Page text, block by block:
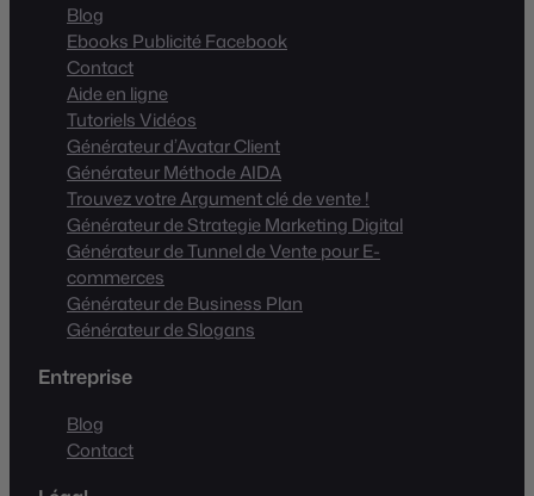
Blog
Ebooks Publicité Facebook
Contact
Aide en ligne
Tutoriels Vidéos
Générateur d’Avatar Client
Générateur Méthode AIDA
Trouvez votre Argument clé de vente !
Générateur de Strategie Marketing Digital
Générateur de Tunnel de Vente pour E-
commerces
Générateur de Business Plan
Générateur de Slogans
Entreprise
Blog
Contact